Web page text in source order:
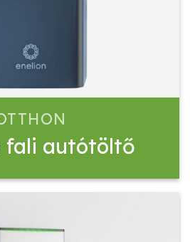
fali autótöltő